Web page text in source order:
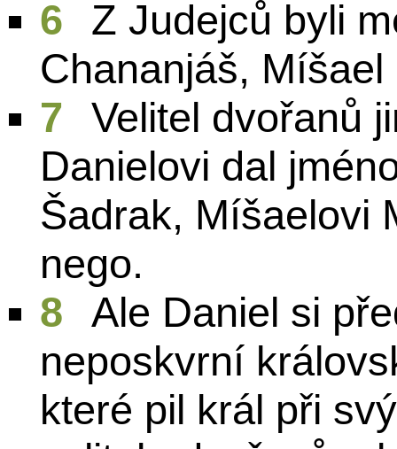
6
Z Judejců byli
Chananjáš, Míšael
7
Velitel dvořanů
Danielovi dal
Šadrak, Míšaelovi
nego.
8
Ale Daniel si
neposkvrní
které pil král při